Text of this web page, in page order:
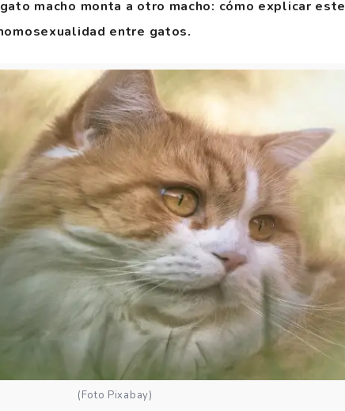
macho monta a otro macho: cómo explicar este
entre gatos.
(Foto Pixabay)